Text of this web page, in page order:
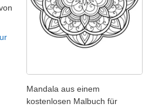
Mandala aus einem
kostenlosen Malbuch für